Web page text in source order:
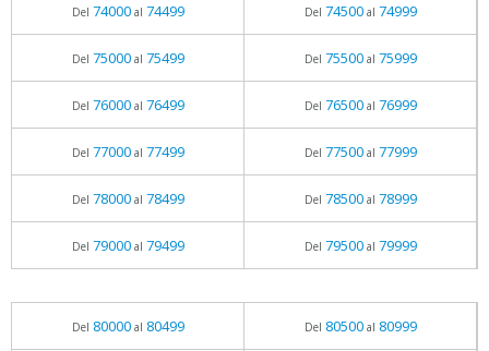
Del 74000al 74499 Del 74500al 74999
Del 75000al 75499 Del 75500al 75999
Del 76000al 76499 Del 76500al 76999
Del 77000al 77499 Del 77500al 77999
Del 78000al 78499 Del 78500al 78999
Del 79000al 79499 Del 79500al 79999
Del 80000al 80499 Del 80500al 80999